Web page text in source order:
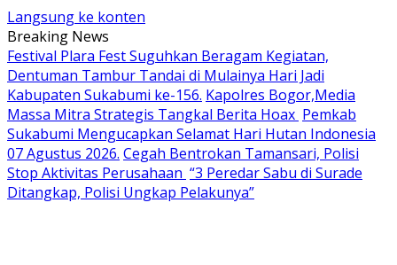
Langsung ke konten
Breaking News
Festival Plara Fest Suguhkan Beragam Kegiatan,
Dentuman Tambur Tandai di Mulainya Hari Jadi
Kabupaten Sukabumi ke-156. Kapolres Bogor,Media
Massa Mitra Strategis Tangkal Berita Hoax Pemkab
Sukabumi Mengucapkan Selamat Hari Hutan Indonesia
07 Agustus 2026. Cegah Bentrokan Tamansari, Polisi
Stop Aktivitas Perusahaan “3 Peredar Sabu di Surade
Ditangkap, Polisi Ungkap Pelakunya”